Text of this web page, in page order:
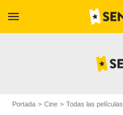
menu
Portada Cine Todas las películas